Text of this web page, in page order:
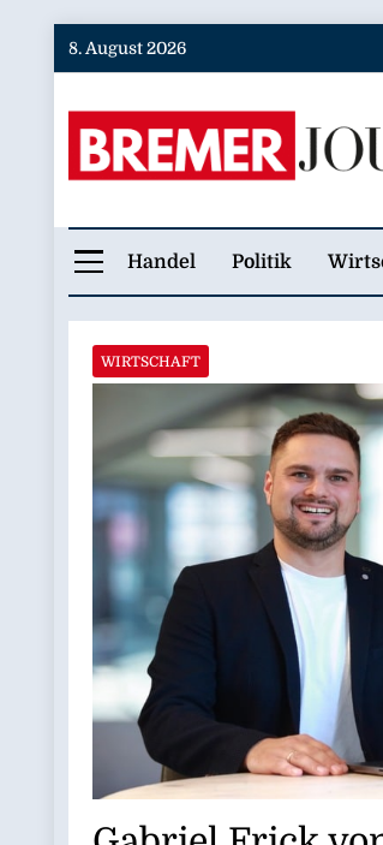
Skip
8. August 2026
Bremer
Handel Politik
WIRTSCHAFT